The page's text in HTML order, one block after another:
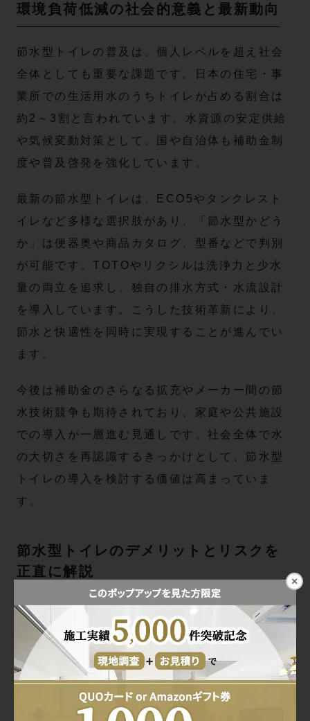
環境負荷低減の社会的意義と最新動向
節水型トイレの普及は、個人レベルを超え社会
全体としても重要な課題です。日本の住宅・事
業所での生活用水のうちトイレが占める割合は
約2～3割と言われています。水資源の安定供給
や気候変動対策として、国や自治体も補助金制
度や普及啓発を強化しています。
最新の節水型トイレは、ECO5やタンクレスト
イレなど多様な選択肢があり、「節水型かどう
か」は便器奥や商品カタログ、型番などで判別
が可能です。TOTOやリクシルは洗浄力と少水
量の両立を追求し、独自の排水方式・水流設計
を導入しています。こうした技術革新により、
節水と快適性を同時に実現することが進んでい
ます。
今後は補助金のさらなる拡充やメーカー間の節
水技術競争も期待されており、家庭や公共施設
での導入が一層進む見通しです。社会全体で水
の大切さを再認識するきっかけとして、節水型
トイレの導入を検討する価値は高まっていま
す。
節水型トイレのデメリットとリスクを
正直に解説
詰まりやすさの原因とメーカー別比較
節水型トイレは水の使用量を減らせる反面、従
来型より流す水の量が少ないため、詰まりやす
いと感じるケースが一部で報告されています。
原因としては排水方式や便器形状、設置環境に
×